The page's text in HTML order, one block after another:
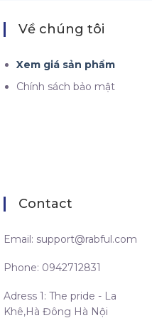
Về chúng tôi
Xem giá sản phẩm
Chính sách bảo mật
Contact
Email: support@rabful.com
Phone: 0942712831
Adress 1: The pride - La
Khê,Hà Đông Hà Nội